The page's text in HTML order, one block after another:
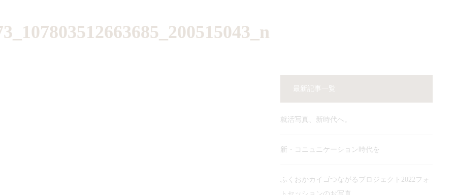
最新記事一覧
就活写真、新時代へ。
新・コニュニケーション時代を
ふくおかカイゴつながるプロジェクト2022フォ